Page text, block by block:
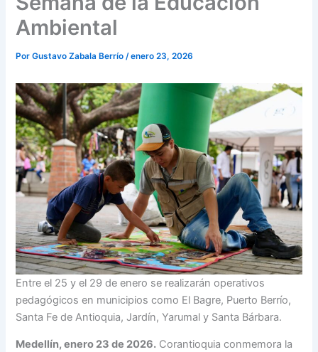
Ambiental
PorGustavo Zabala Berrío /enero 23, 2026
Entre el 25 y el 29 de enero se realizarán operativos
pedagógicos en municipios como El Bagre, Puerto Berrío,
Santa Fe de Antioquia, Jardín, Yarumal y Santa Bárbara.
Medellín, enero 23 de 2026. Corantioquia conmemora la